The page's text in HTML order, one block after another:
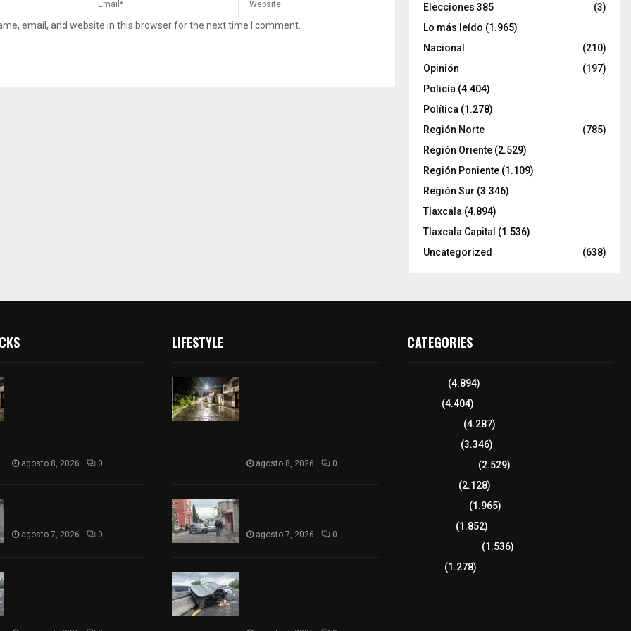
email, and website in this browser for the next time I comment.
Elecciones 385
(3)
Lo más leído (1.965)
Nacional
(210)
Opinión
(197)
Policía (4.404)
Política (1.278)
Región Norte
(785)
Región Oriente (2.529)
Región Poniente (1.109)
Región Sur (3.346)
Tlaxcala (4.894)
Tlaxcala Capital (1.536)
Uncategorized
(638)
agosto 8, 2026 0
agosto 7, 2026 0
LIFESTYLE
agosto 8, 2026 0
agosto 7, 2026 0
CATEGORIES
(4.894)
(4.404)
(4.287)
(3.346)
(2.529)
(2.128)
(1.965)
(1.852)
(1.536)
(1.278)